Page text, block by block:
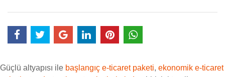
Güçlü altyapısı ile başlangıç e-ticaret paketi, ekonomik e-ticaret